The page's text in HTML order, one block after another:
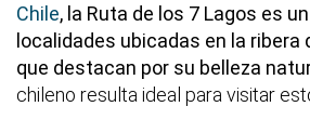
Chile, la Ruta de los 7 Lagos es
localidades ubicadas en la
que destacan por su belleza
chileno resulta ideal para visitar